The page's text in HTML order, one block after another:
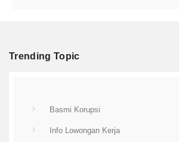
Trending Topic
Basmi Korupsi
Info Lowongan Kerja